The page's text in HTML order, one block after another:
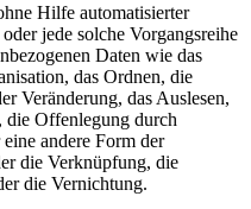
Hilfe automatisierter
jede solche Vorgangsreihe
Daten wie das
das Ordnen, die
Veränderung, das Auslesen,
die Offenlegung durch
andere Form der
die Verknüpfung, die
die Vernichtung.